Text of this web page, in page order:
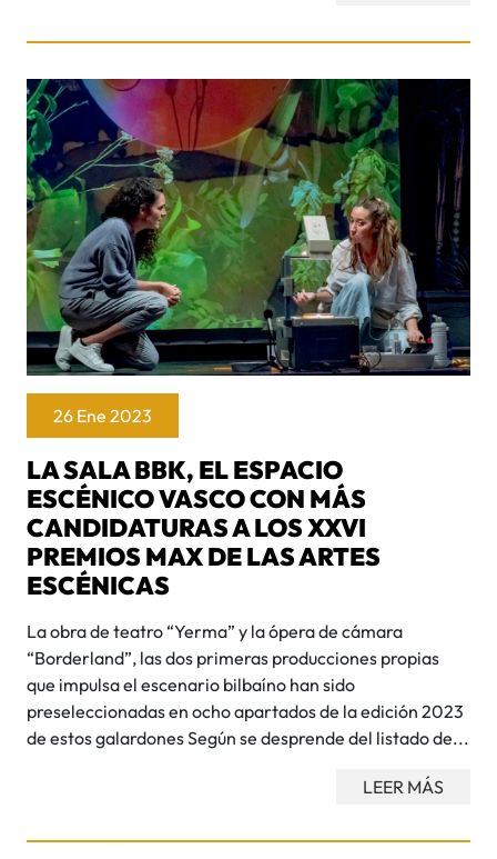
26 Ene 2023
LA SALA BBK, EL ESPACIO
ESCÉNICO VASCO CON MÁS
CANDIDATURAS A LOS XXVI
PREMIOS MAX DE LAS ARTES
ESCÉNICAS
La obra de teatro “Yerma” y la ópera de cámara
“Borderland”, las dos primeras producciones propias
que impulsa el escenario bilbaíno han sido
preseleccionadas en ocho apartados de la edición 2023
de estos galardones Según se desprende del listado de...
LEER MÁS